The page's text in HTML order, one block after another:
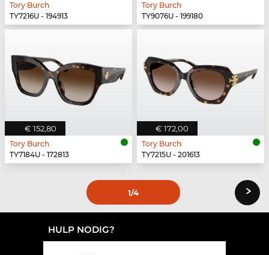
Tory Burch
TY7216U - 194913
Tory Burch
TY9076U - 199180
€ 152,80
Tory Burch
TY7184U - 172813
€ 172,00
Tory Burch
TY7215U - 201613
1/4 ›
HULP NODIG?